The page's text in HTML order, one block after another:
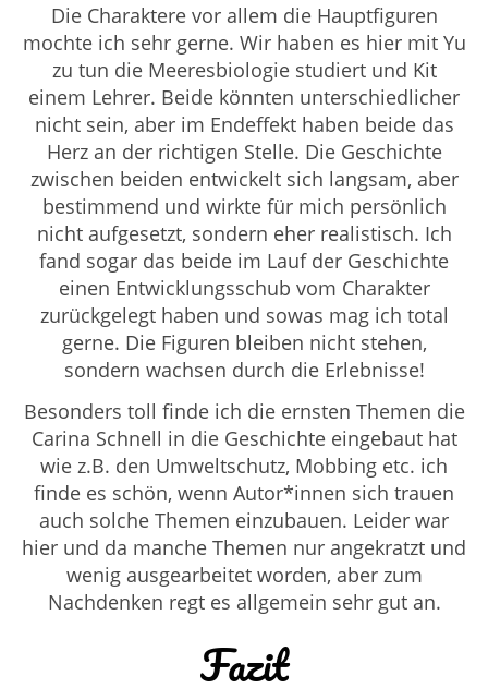
Die Charaktere vor allem die Hauptfiguren
mochte ich sehr gerne. Wir haben es hier mit Yu
zu tun die Meeresbiologie studiert und Kit
einem Lehrer. Beide könnten unterschiedlicher
nicht sein, aber im Endeffekt haben beide das
Herz an der richtigen Stelle. Die Geschichte
zwischen beiden entwickelt sich langsam, aber
bestimmend und wirkte für mich persönlich
nicht aufgesetzt, sondern eher realistisch. Ich
fand sogar das beide im Lauf der Geschichte
einen Entwicklungsschub vom Charakter
zurückgelegt haben und sowas mag ich total
gerne. Die Figuren bleiben nicht stehen,
sondern wachsen durch die Erlebnisse!
Besonders toll finde ich die ernsten Themen die
Carina Schnell in die Geschichte eingebaut hat
wie z.B. den Umweltschutz, Mobbing etc. ich
finde es schön, wenn Autor*innen sich trauen
auch solche Themen einzubauen. Leider war
hier und da manche Themen nur angekratzt und
wenig ausgearbeitet worden, aber zum
Nachdenken regt es allgemein sehr gut an.
Fazit